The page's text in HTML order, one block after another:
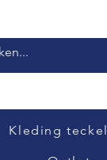
Kleding teckel